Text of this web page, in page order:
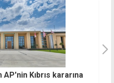
Kıbrıs kararına